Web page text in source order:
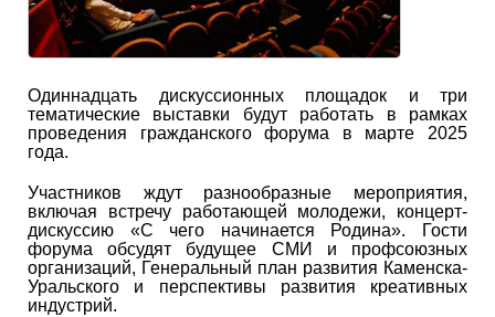
Одиннадцать дискуссионных площадок и три
тематические выставки будут работать в рамках
проведения гражданского форума в марте 2025
года.
Участников ждут разнообразные мероприятия,
включая встречу работающей молодежи, концерт-
дискуссию «С чего начинается Родина». Гости
форума обсудят будущее СМИ и профсоюзных
организаций, Генеральный план развития Каменска-
Уральского и перспективы развития креативных
индустрий.